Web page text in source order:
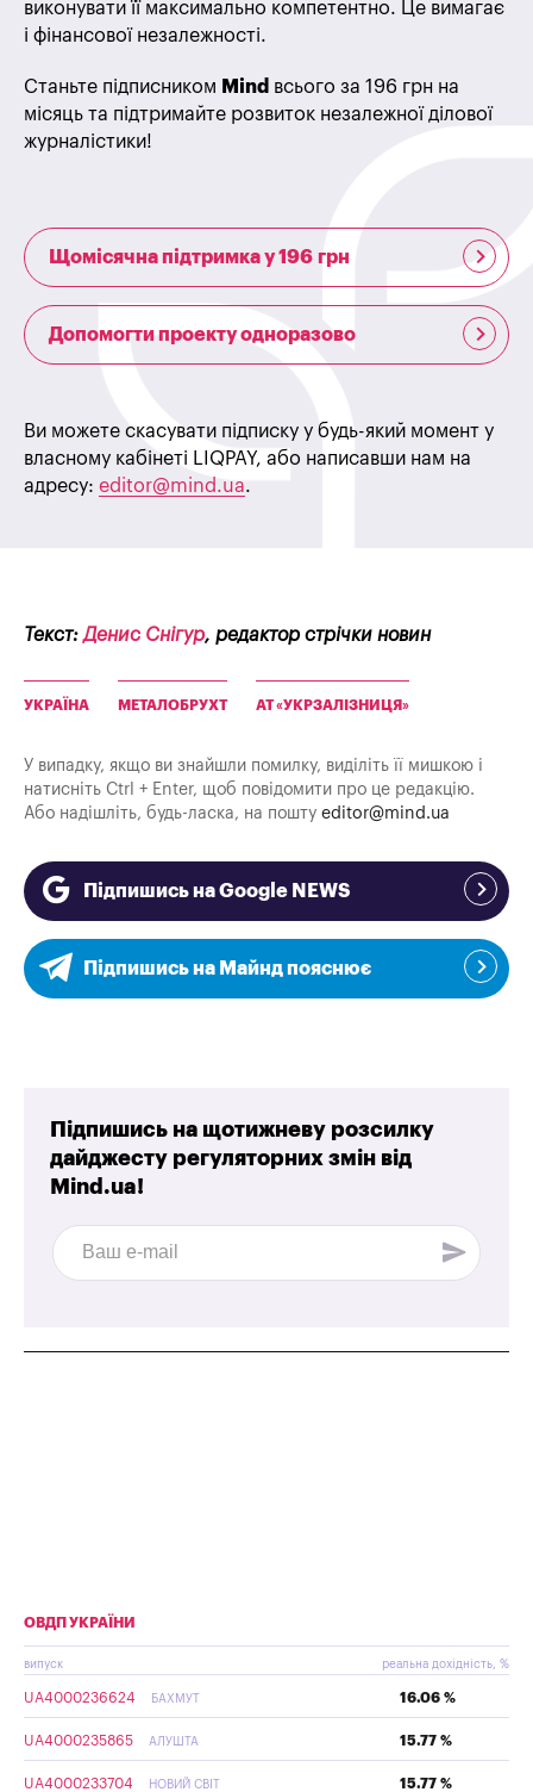
виконувати її максимально компетентно. Це вимагає
і фінансової незалежності.
Станьте підписником Mind всього за 196 грн на
місяць та підтримайте розвиток незалежної ділової
журналістики!
Щомісячна підтримка у 196 грн
Допомогти проекту одноразово
Ви можете скасувати підписку у будь-який момент у
власному кабінеті LIQPAY, або написавши нам на
адресу: editor@mind.ua.
Текст:Денис Снігур, редактор стрічки новин
УКРАЇНА МЕТАЛОБРУХТ АТ «УКРЗАЛІЗНИЦЯ»
У випадку, якщо ви знайшли помилку, виділіть її мишкою і
натисніть Ctrl + Enter, щоб повідомити про це редакцію.
Або надішліть, будь-ласка, на пошту editor@mind.ua
Підпишись на Google NEWS
Підпишись на Майнд пояснює
Підпишись на щотижневу розсилку
дайджесту регуляторних змін від
Mind.ua!
ОВДП УКРАЇНИ
випуск реальна дохідність, %
UA4000236624 БАХМУТ 16.06 %
UA4000235865 АЛУШТА 15.77 %
UA4000233704 НОВИЙ СВІТ 15.77 %